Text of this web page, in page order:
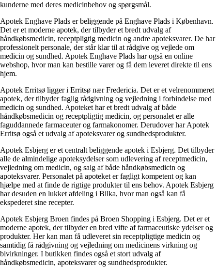
kunderne med deres medicinbehov og spørgsmål.
Apotek Enghave Plads er beliggende på Enghave Plads i København.
Det er et moderne apotek, der tilbyder et bredt udvalg af
håndkøbsmedicin, receptpligtig medicin og andre apoteksvarer. De har
professionelt personale, der står klar til at rådgive og vejlede om
medicin og sundhed. Apotek Enghave Plads har også en online
webshop, hvor man kan bestille varer og få dem leveret direkte til ens
hjem.
Apotek Erritsø ligger i Erritsø nær Fredericia. Det er et velrenommeret
apotek, der tilbyder faglig rådgivning og vejledning i forbindelse med
medicin og sundhed. Apoteket har et bredt udvalg af både
håndkøbsmedicin og receptpligtig medicin, og personalet er alle
faguddannede farmaceuter og farmakonomer. Derudover har Apotek
Erritsø også et udvalg af apoteksvarer og sundhedsprodukter.
Apotek Esbjerg er et centralt beliggende apotek i Esbjerg. Det tilbyder
alle de almindelige apoteksydelser som udlevering af receptmedicin,
vejledning om medicin, og salg af både håndkøbsmedicin og
apoteksvarer. Personalet på apoteket er fagligt kompetent og kan
hjælpe med at finde de rigtige produkter til ens behov. Apotek Esbjerg
har desuden en lukket afdeling i Bilka, hvor man også kan få
ekspederet sine recepter.
Apotek Esbjerg Broen findes på Broen Shopping i Esbjerg. Det er et
moderne apotek, der tilbyder en bred vifte af farmaceutiske ydelser og
produkter. Her kan man få udleveret sin receptpligtige medicin og
samtidig få rådgivning og vejledning om medicinens virkning og
bivirkninger. I butikken findes også et stort udvalg af
håndkøbsmedicin, apoteksvarer og sundhedsprodukter.